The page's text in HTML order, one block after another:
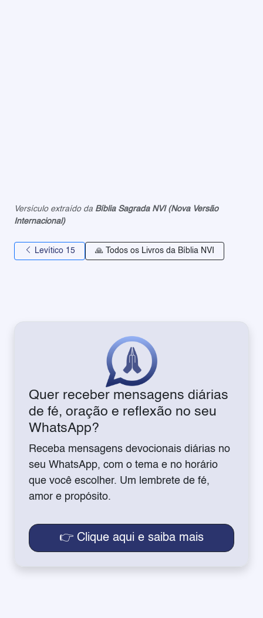
Versículo extraído da Bíblia Sagrada NVI (Nova Versão
Internacional)
Levítico 15 🙏 Todos os Livros da Bíblia NVI
Quer receber mensagens diárias
de fé, oração e reflexão no seu
WhatsApp?
Receba mensagens devocionais diárias no
seu WhatsApp, com o tema e no horário
que você escolher. Um lembrete de fé,
amor e propósito.
👉 Clique aqui e saiba mais